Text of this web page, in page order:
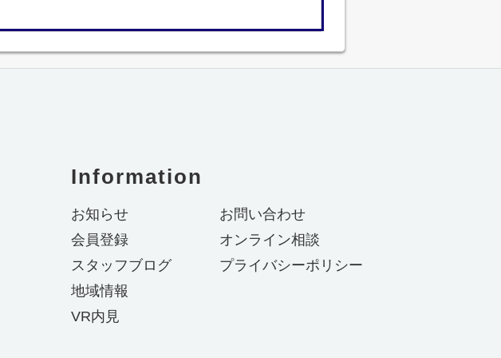
Information
お知らせ
会員登録
スタッフブログ
地域情報
VR内見
お問い合わせ
オンライン相談
プライバシーポリシー